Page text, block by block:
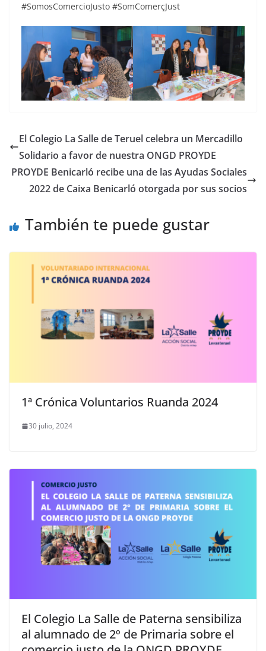
#SomosComercioJusto #SomComerçJust
El Colegio La Salle de Teruel celebra un Mercadillo
Solidario a favor de nuestra ONGD PROYDE
PROYDE Benicarló recibe una de las Ayudas Sociales
2022 de Caixa Benicarló otorgada por sus socios
También te puede gustar
1ª Crónica Voluntarios Ruanda 2024
30 julio, 2024
El Colegio La Salle de Paterna sensibiliza
al alumnado de 2º de Primaria sobre el